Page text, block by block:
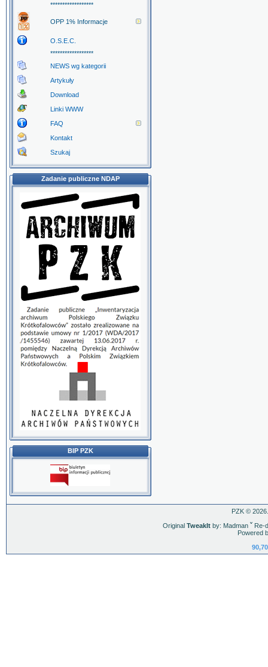
******************
OPP 1% Informacje
O.S.E.C.
******************
NEWS wg kategorii
Artykuły
Download
Linki WWW
FAQ
Kontakt
Szukaj
Zadanie publiczne NDAP
BIP PZK
PZK ©
Original TweakItby: Madman ˇRe-
Powered